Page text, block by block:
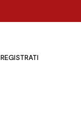
REGISTRATI